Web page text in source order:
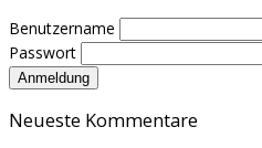
Benutzername
Passwort
Neueste Kommentare